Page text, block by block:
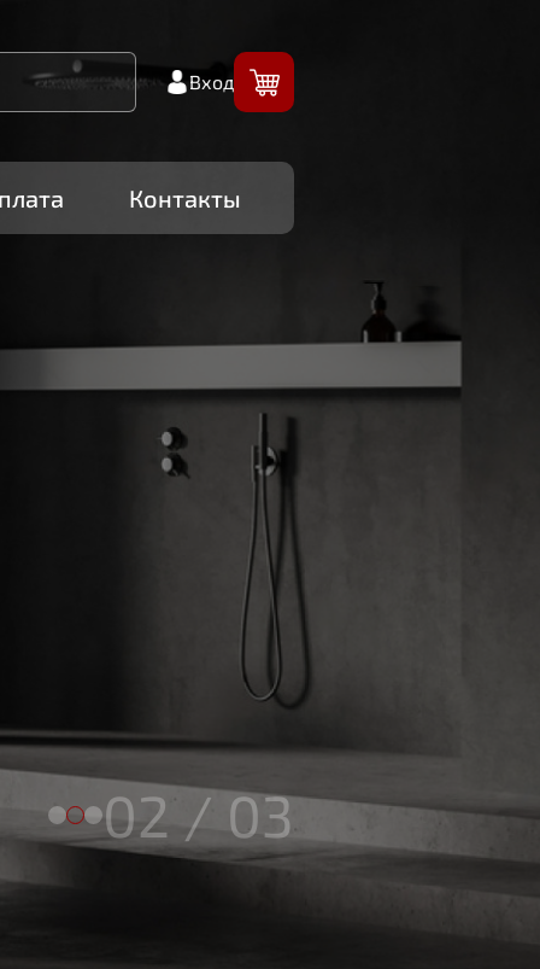
Вход
Контакты
VIKO
КОЛЛЕКЦИЯ
Перейти в каталог
03 / 03